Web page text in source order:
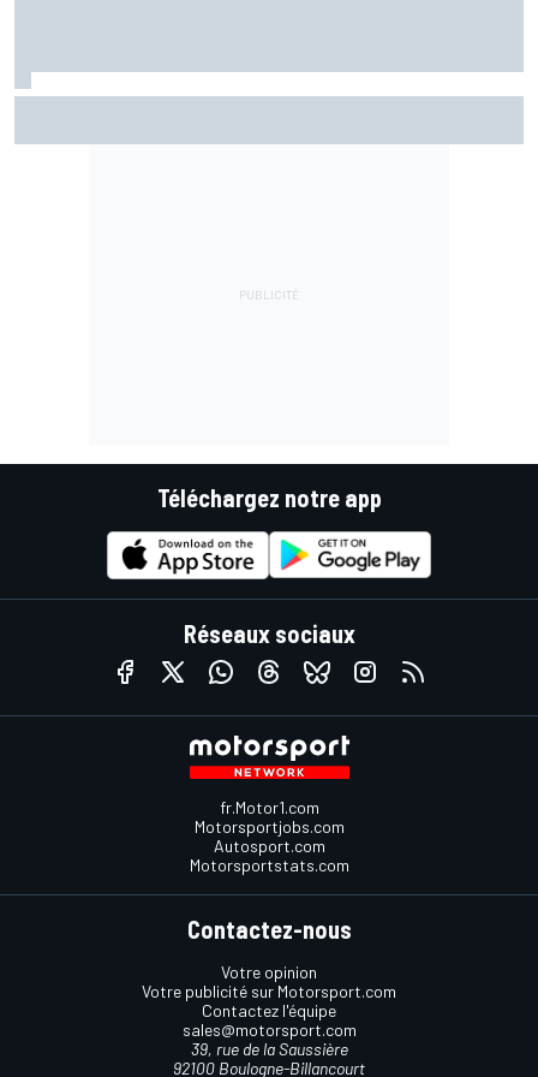
Téléchargez notre app
Réseaux sociaux
fr.Motor1.com
Motorsportjobs.com
Autosport.com
Motorsportstats.com
Contactez-nous
Votre opinion
Votre publicité sur Motorsport.com
Contactez l'équipe
sales@motorsport.com
39, rue de la Saussière
92100 Boulogne-Billancourt